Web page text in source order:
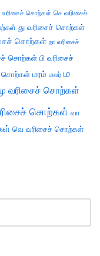
வரிசைச் சொற்கள் செ வரிசைச்
து வரிசைச் சொற்கள்
சொற்கள் நா வரிசைச்
சொற்கள் பி வரிசைச்
சொற்கள் மரம் மலர் ம
வரிசைச் சொற்கள்
சொற்கள் வா
வெ வரிசைச் சொற்கள்